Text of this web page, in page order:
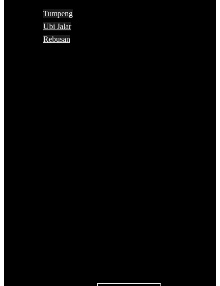
Tumpeng
Ubi Jalar
Rebusan